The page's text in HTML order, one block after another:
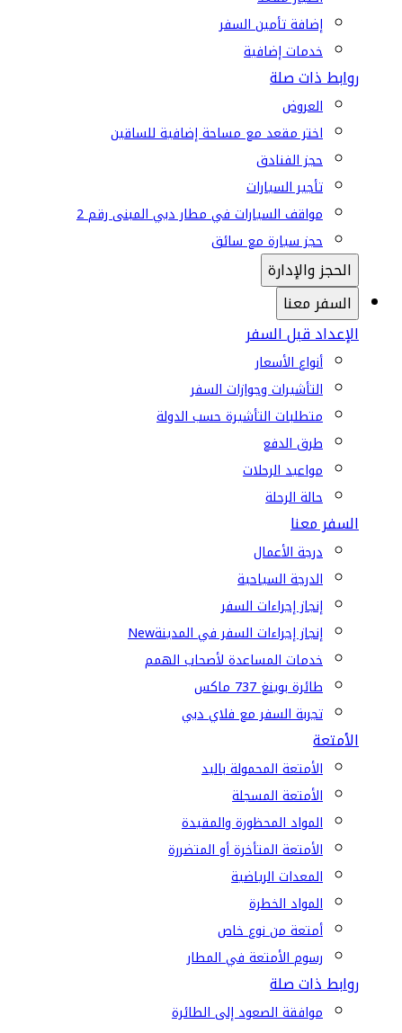
إضافة تأمين السفر
خدمات إضافية
روابط ذات صلة
العروض
اختر مقعد مع مساحة إضافية للساقين
حجز الفنادق
تأجير السيارات
مواقف السيارات في مطار دبي المبنى رقم 2
حجز سيارة مع سائق
الحجز والإدارة
السفر معنا
الإعداد قبل السفر
أنواع الأسعار
التأشيرات وجوازات السفر
متطلبات التأشيرة حسب الدولة
طرق الدفع
مواعيد الرحلات
حالة الرحلة
السفر معنا
درجة الأعمال
الدرجة السياحية
إنجاز إجراءات السفر
إنجاز إجراءات السفر في المدينةNew
خدمات المساعدة لأصحاب الهمم
طائرة بوينغ 737 ماكس
تجربة السفر مع فلاي دبي
الأمتعة
الأمتعة المحمولة باليد
الأمتعة المسجلة
المواد المحظورة والمقيدة
الأمتعة المتأخرة أو المتضررة
المعدات الرياضية
المواد الخطرة
أمتعة من نوع خاص
رسوم الأمتعة في المطار
روابط ذات صلة
موافقة الصعود إلى الطائرة